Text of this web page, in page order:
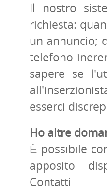
Il nostro
richiesta:
un annuncio;
telefono
sapere se
esserci
Ho altre
È possibile
apposito
Contatti